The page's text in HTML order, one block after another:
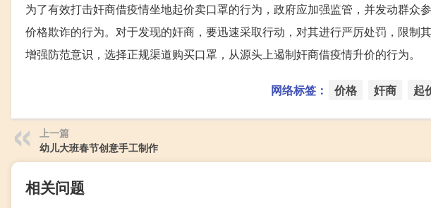
为了有效打击奸商借疫情坐地起价卖口罩的行为，政府应加强监管，并发动群众
价格欺诈的行为。对于发现的奸商，要迅速采取行动，对其进行严厉处罚，限制
增强防范意识，选择正规渠道购买口罩，从源头上遏制奸商借疫情升价的行为。
网络标签： 价格 奸商 起
上一篇
幼儿大班春节创意手工制作
相关问题